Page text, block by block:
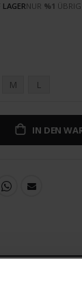
LAGERNUR %1 ÜBRIG
M L
IN DEN